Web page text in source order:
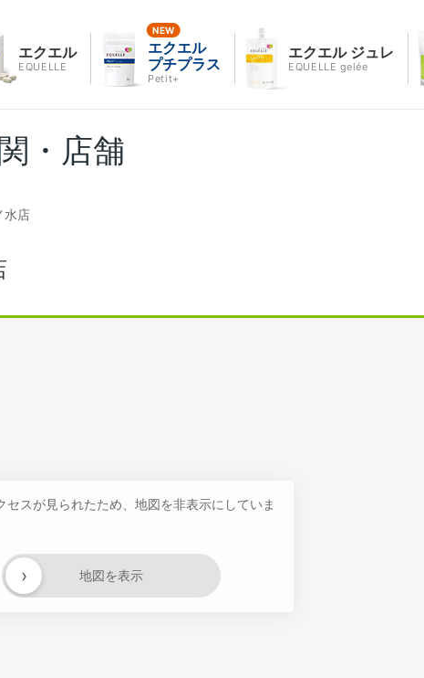
エクエル
EQUELLE
エクエル
プチプラス
Petit+
エクエル ジュレ
EQUELLE gelée
・店舗
水店
セスが見られたため、地図を非表示にしていま
地図を表示
›